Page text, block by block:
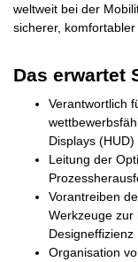
weltweit bei der
sicherer, komfortabler
Das erwartet
Verantwortlich
Displays
Leitung der
Vorantreiben
Werkzeuge zur
Designeffizienz
Organisation